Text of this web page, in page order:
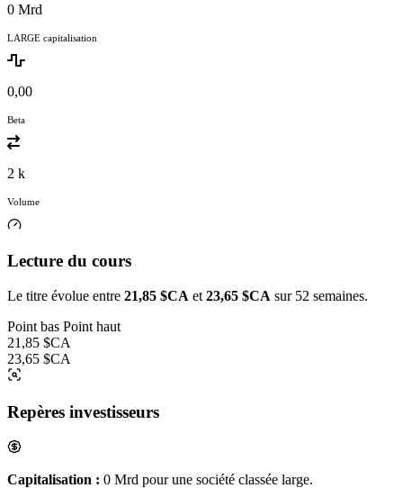
0 Mrd
LARGE capitalisation
0,00
Beta
2 k
Volume
Lecture du cours
Le titre évolue entre 21,85 $CA et 23,65 $CA sur 52 semaines.
Point bas Point haut
21,85 $CA
23,65 $CA
Repères investisseurs
Capitalisation : 0 Mrd pour une société classée large.